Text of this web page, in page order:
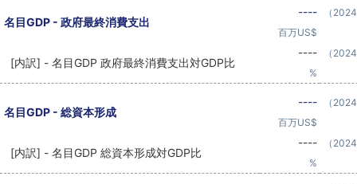
名目GDP - 政府最終消費支出
----
百万US$
（
[内訳] - 名目GDP 政府最終消費支出対GDP比
----
%
（
名目GDP - 総資本形成
----
百万US$
（
[内訳] - 名目GDP 総資本形成対GDP比
----
%
（